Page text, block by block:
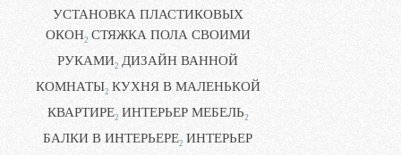
УСТАНОВКА ПЛАСТИКОВЫХ
ОКОН2 СТЯЖКА ПОЛА СВОИМИ
РУКАМИ2 ДИЗАЙН ВАННОЙ
КОМНАТЫ2 КУХНЯ В МАЛЕНЬКОЙ
КВАРТИРЕ2 ИНТЕРЬЕР МЕБЕЛЬ2
БАЛКИ В ИНТЕРЬЕРЕ2 ИНТЕРЬЕР